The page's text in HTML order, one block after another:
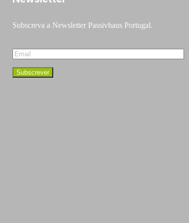
Subscreva a Newsletter Passivhaus Portugal.